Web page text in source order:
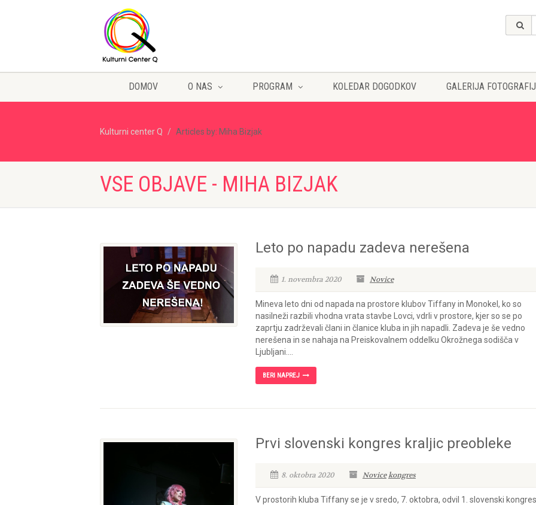
DOMOV O NAS PROGRAM KOLEDAR DOGODKOV GALERIJA FOTOGRAFIJ
Kulturni center Q Articles by: Miha Bizjak
VSE OBJAVE - MIHA BIZJAK
Leto po napadu zadeva nerešena
1. novembra 2020 Novice
Mineva leto dni od napada na prostore klubov Tiffany in Monokel, ko so
nasilneži razbili vhodna vrata stavbe Lovci, vdrli v prostore, kjer so se po
zaprtju zadrževali člani in članice kluba in jih napadli. Zadeva je še vedno
nerešena in se nahaja na Preiskovalnem oddelku Okrožnega sodišča v
Ljubljani....
BERI NAPREJ
Prvi slovenski kongres kraljic preobleke
8. oktobra 2020 Novicekongres
V prostorih kluba Tiffany se je v sredo, 7. oktobra, odvil 1. slovenski kongres